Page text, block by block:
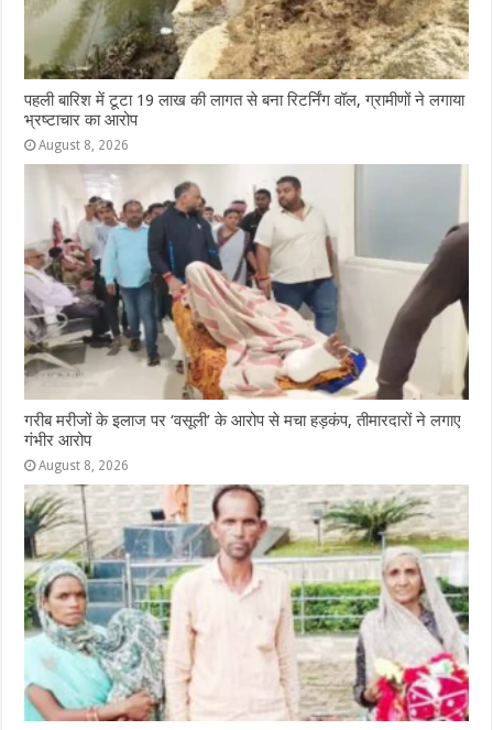
पहली बारिश में टूटा 19 लाख की लागत से बना रिटर्निंग वॉल, ग्रामीणों ने लगाया
भ्रष्टाचार का आरोप
August 8, 2026
गरीब मरीजों के इलाज पर ‘वसूली’ के आरोप से मचा हड़कंप, तीमारदारों ने लगाए
गंभीर आरोप
August 8, 2026